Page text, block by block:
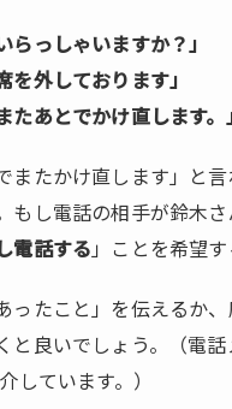
っしゃいますか？」
を外しております」
あとでかけ直します。
またかけ直します」と
もし電話の相手が鈴木
電話する 」ことを希望す
ったこと」を伝えるか
と良いでしょう。（電
しています。）